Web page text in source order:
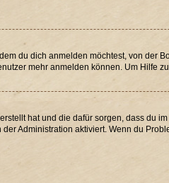
du dich anmelden möchtest, von der
mehr anmelden können. Um Hilfe
hat und die dafür sorgen, dass du
Administration aktiviert. Wenn du